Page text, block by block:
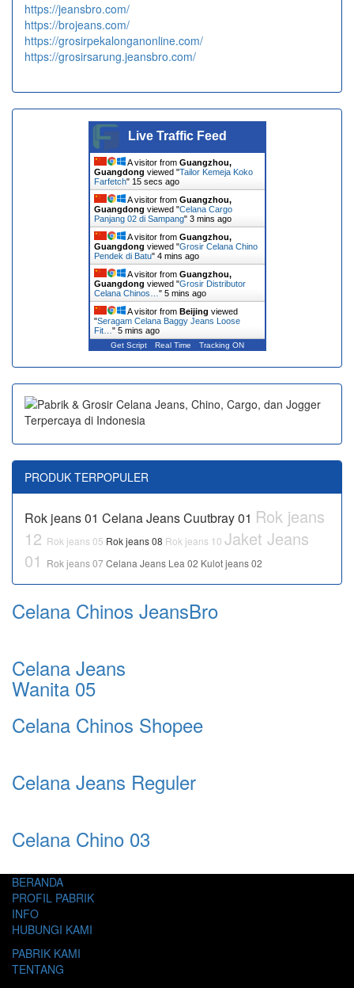
https://jeansbro.com/
https://brojeans.com/
https://grosirpekalonganonline.com/
https://grosirsarung.jeansbro.com/
Live Traffic Feed
A visitor from Guangzhou,
Guangdong viewed "Tailor Kemeja Koko
Farfetch" 16 secs ago
A visitor from Guangzhou,
Guangdong viewed "Celana Cargo
Panjang 02 di Sampang" 3 mins ago
A visitor from Guangzhou,
Guangdong viewed "Grosir Celana Chino
Pendek di Batu" 4 mins ago
A visitor from Guangzhou,
Guangdong viewed "Grosir Distributor
Celana Chinos… " 5 mins ago
A visitor from Beijing viewed
"Seragam Celana Baggy Jeans Loose
Fit… " 5 mins ago
Get Script Real Time Tracking ON
PRODUK TERPOPULER
Rok jeans 01 Celana Jeans Cuutbray 01 Rok jeans
12 Rok jeans 05 Rok jeans 08 Rok jeans 10 Jaket Jeans
01
Rok jeans 07Celana Jeans Lea 02 Kulot jeans 02
Celana Chinos JeansBro
Celana Jeans
Wanita 05
Celana Chinos Shopee
Celana Jeans Reguler
Celana Chino 03
BERANDA
PROFIL PABRIK
INFO
HUBUNGI KAMI
PABRIK KAMI
TENTANG